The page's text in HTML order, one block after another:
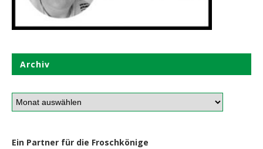
Archiv
Ein Partner für die Froschkönige